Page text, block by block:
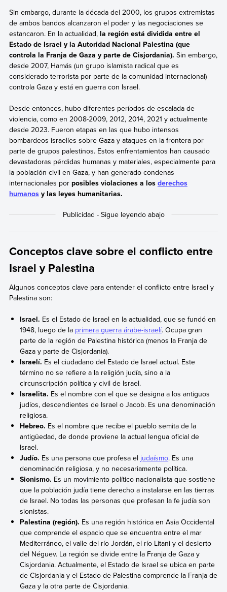
Sin embargo, durante la década del 2000, los grupos extremistas
de ambos bandos alcanzaron el poder y las negociaciones se
estancaron. En la actualidad, la región está dividida entre el
Estado de Israel y la Autoridad Nacional Palestina (que
controla la Franja de Gaza y parte de Cisjordania). Sin embargo,
desde 2007, Hamás (un grupo islamista radical que es
considerado terrorista por parte de la comunidad internacional)
controla Gaza y está en guerra con Israel.
Desde entonces, hubo diferentes períodos de escalada de
violencia, como en 2008-2009, 2012, 2014, 2021 y actualmente
desde 2023. Fueron etapas en las que hubo intensos
bombardeos israelíes sobre Gaza y ataques en la frontera por
parte de grupos palestinos. Estos enfrentamientos han causado
devastadoras pérdidas humanas y materiales, especialmente para
la población civil en Gaza, y han generado condenas
internacionales por posibles violaciones a los derechos
humanosy las leyes humanitarias.
Conceptos clave sobre el conflicto entre
Israel y Palestina
Algunos conceptos clave para entender el conflicto entre Israel y
Palestina son:
Israel. Es el Estado de Israel en la actualidad, que se fundó en
1948, luego de la primera guerra árabe-israelí. Ocupa gran
parte de la región de Palestina histórica (menos la Franja de
Gaza y parte de Cisjordania).
Israelí. Es el ciudadano del Estado de Israel actual. Este
término no se refiere a la religión judía, sino a la
circunscripción política y civil de Israel.
Israelita. Es el nombre con el que se designa a los antiguos
judíos, descendientes de Israel o Jacob. Es una denominación
religiosa.
Hebreo. Es el nombre que recibe el pueblo semita de la
antigüedad, de donde proviene la actual lengua oficial de
Israel.
Judío. Es una persona que profesa el judaísmo. Es una
denominación religiosa, y no necesariamente política.
Sionismo. Es un movimiento político nacionalista que sostiene
que la población judía tiene derecho a instalarse en las tierras
de Israel. No todas las personas que profesan la fe judía son
sionistas.
Palestina (región). Es una región histórica en Asia Occidental
que comprende el espacio que se encuentra entre el mar
Mediterráneo, el valle del río Jordán, el río Litani y el desierto
del Néguev. La región se divide entre la Franja de Gaza y
Cisjordania. Actualmente, el Estado de Israel se ubica en parte
de Cisjordania y el Estado de Palestina comprende la Franja de
Gaza y la otra parte de Cisjordania.